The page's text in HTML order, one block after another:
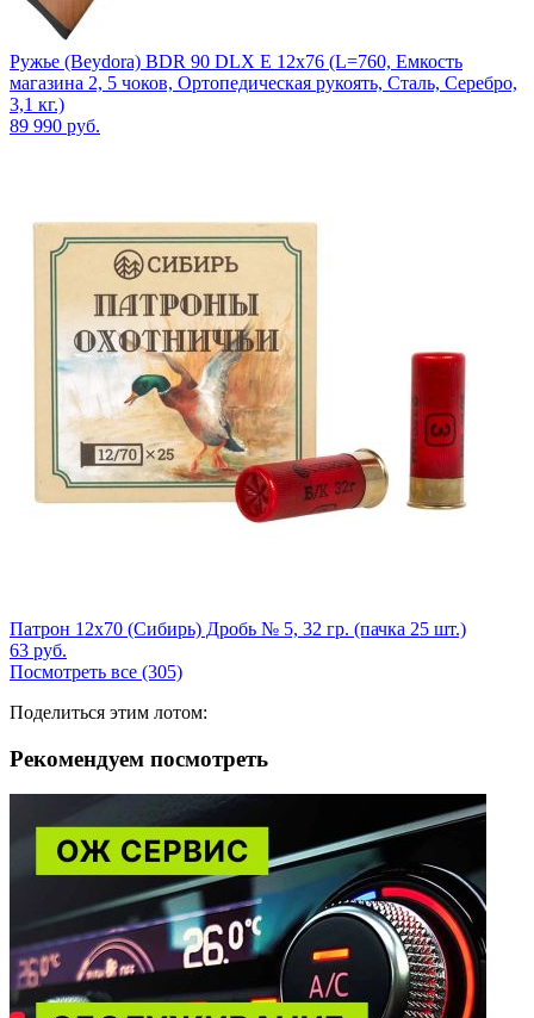
Ружье (Beydora) BDR 90 DLX E 12х76 (L=760, Емкость
магазина 2, 5 чоков, Ортопедическая рукоять, Сталь, Серебро,
3,1 кг.)
89 990 руб.
Патрон 12x70 (Сибирь) Дробь № 5, 32 гр. (пачка 25 шт.)
63 руб.
Посмотреть все (305)
Поделиться этим лотом:
Рекомендуем посмотреть